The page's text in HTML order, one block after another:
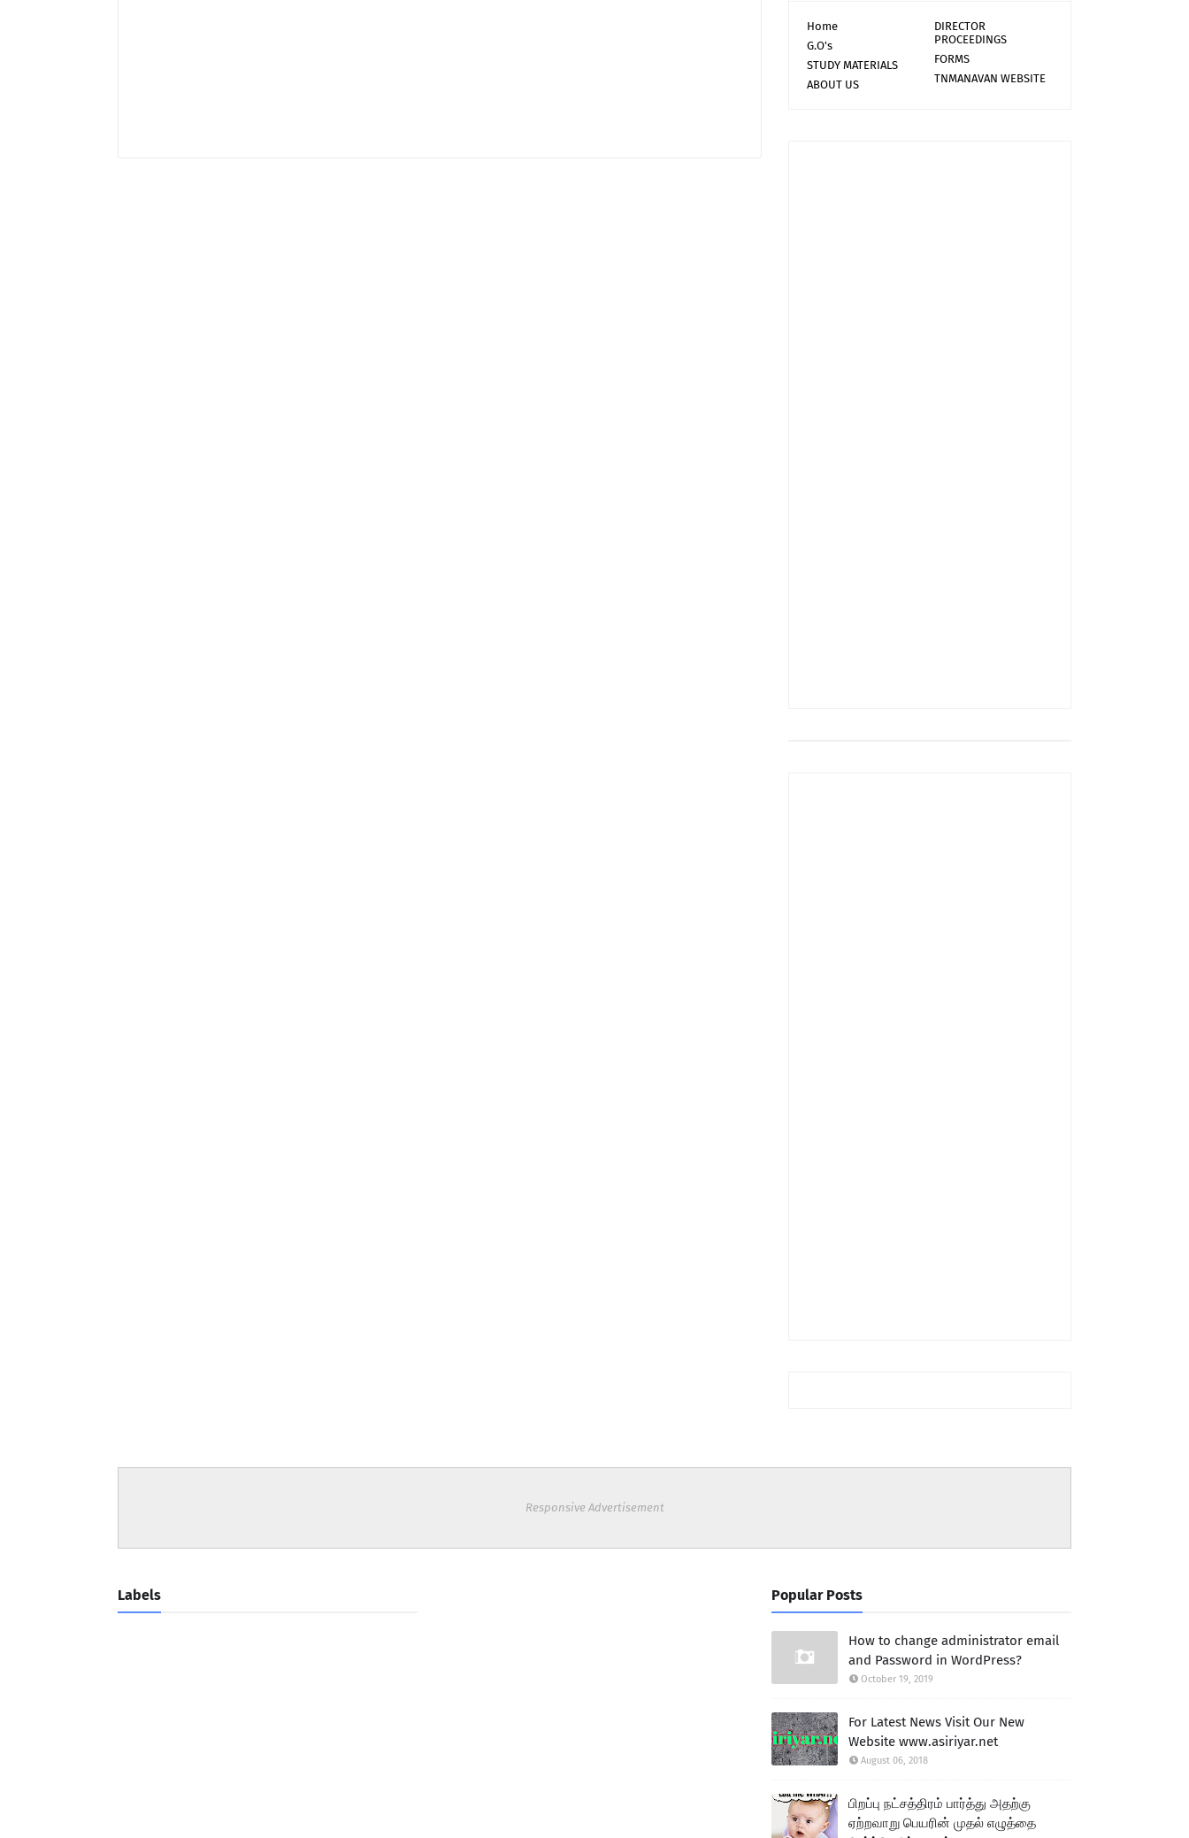
Home
DIRECTOR
PROCEEDINGS
G.O's
FORMS
STUDY MATERIALS
TNMANAVAN WEBSITE
ABOUT US
Responsive Advertisement
Labels Popular Posts
How to change administrator email
and Password in WordPress?
October 19, 2019
For Latest News Visit Our New
Website www.asiriyar.net
August 06, 2018
பிறப்பு நட்சத்திரம் பார்த்து அதற்கு
ஏற்றவாறு பெயரின் முதல் எழுத்தை